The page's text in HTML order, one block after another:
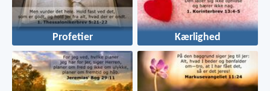
Profetier Kærlighed